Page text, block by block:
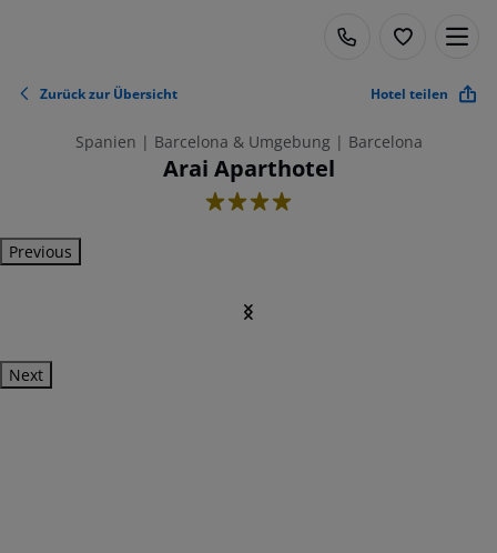
Zurück zur Übersicht Hotel teilen
Spanien | Barcelona & Umgebung | Barcelona
Arai Aparthotel
4
Previous
Next